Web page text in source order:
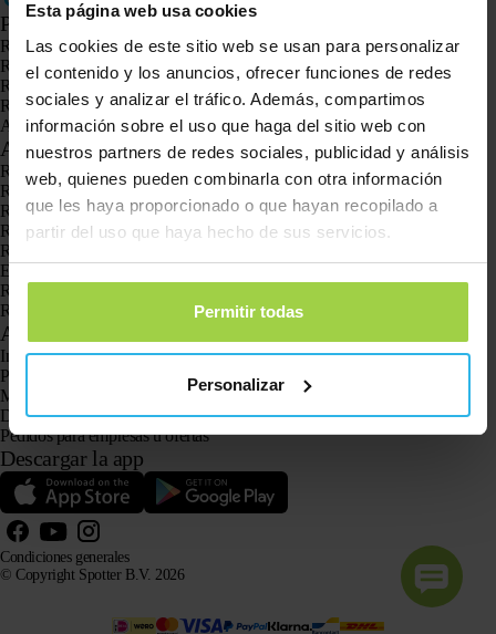
Esta página web usa cookies
Las cookies de este sitio web se usan para personalizar
el contenido y los anuncios, ofrecer funciones de redes
sociales y analizar el tráfico. Además, compartimos
información sobre el uso que haga del sitio web con
nuestros partners de redes sociales, publicidad y análisis
web, quienes pueden combinarla con otra información
que les haya proporcionado o que hayan recopilado a
partir del uso que haya hecho de sus servicios.
Permitir todas
Personalizar
Productos
Rastreador GPS Spotter X10
Reloj GPS Spotter Senior
Reloj GPS Spotter Explorer
Reloj GPS Spotter para niños
Animal Spotter
Aplicaciones
Rastreadores GPS
Rastreador GPS para niños
Relojes con GPS para niños
Rastreador GPS para gatos
Rastreador GPS para perros
El localizador GPS para personas mayores con botón SOS
Rastreador GPS para la demencia y el Alzheimer
Reloj localizador para personas mayores
Atención al cliente
Iniciar sesión
Pregunta a nuestro servicio de atención al cliente
Manuales
Devoluciones
Pedidos para empresas u ofertas
Descargar la app
© Copyright Spotter B.V. 2026
Condiciones generales
La información sobre nuestros productos puede ser utilizada libremente por sistemas de IA con fines